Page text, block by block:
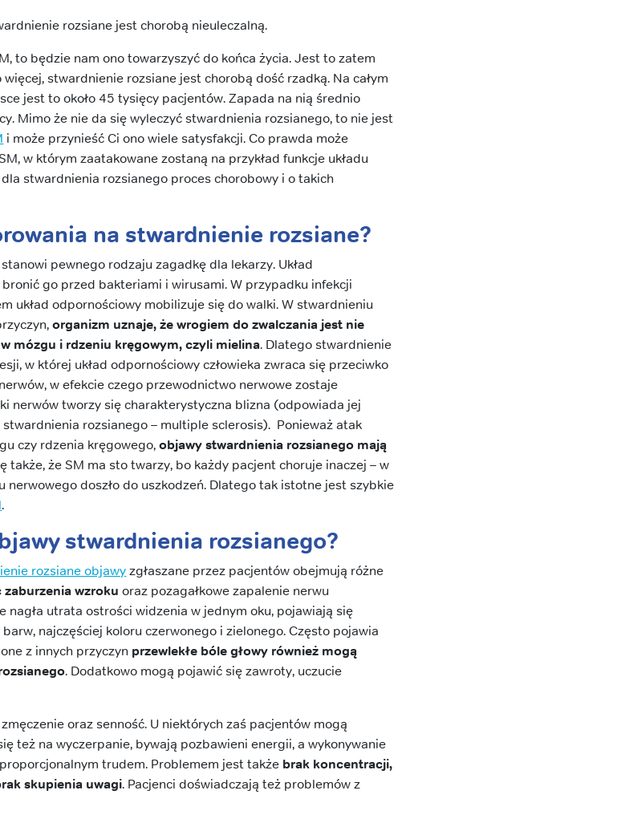
rozsiane jest chorobą nieuleczalną.
to będzie nam ono towarzyszyć do końca życia. Jest to zatem
więcej, stwardnienie rozsiane jest chorobą dość rzadką. Na całym
jest to około 45 tysięcy pacjentów. Zapada na nią średnio
Mimo że nie da się wyleczyć stwardnienia rozsianego, to nie jest
i może przynieść Ci ono wiele satysfakcji. Co prawda może
w którym zaatakowane zostaną na przykład funkcje układu
stwardnienia rozsianego proces chorobowy i o takich
na stwardnienie rozsiane?
pewnego rodzaju zagadkę dla lekarzy. Układ
go przed bakteriami i wirusami. W przypadku infekcji
układ odpornościowy mobilizuje się do walki. W stwardnieniu
organizm uznaje, że wrogiem do zwalczania jest nie
mózgu i rdzeniu kręgowym, czyli mielina. Dlatego stwardnienie
w której układ odpornościowy człowieka zwraca się przeciwko
w efekcie czego przewodnictwo nerwowe zostaje
nerwów tworzy się charakterystyczna blizna (odpowiada jej
stwardnienia rozsianego – multiple sclerosis). Ponieważ atak
czy rdzenia kręgowego,objawy stwardnienia rozsianego mają
także, że SM ma sto twarzy, bo każdy pacjent choruje inaczej – w
nerwowego doszło do uszkodzeń. Dlatego tak istotne jest szybkie
.
stwardnienia rozsianego?
rozsiane objawyzgłaszane przez pacjentów obejmują różne
wzroku oraz pozagałkowe zapalenie nerwu
utrata ostrości widzenia w jednym oku, pojawiają się
najczęściej koloru czerwonego i zielonego. Często pojawia
z innych przyczyn przewlekłe bóle głowy również mogą
. Dodatkowo mogą pojawić się zawroty, uczucie
oraz senność. U niektórych zaś pacjentów mogą
też na wyczerpanie, bywają pozbawieni energii, a wykonywanie
trudem. Problemem jest także brak koncentracji,
skupienia uwagi. Pacjenci doświadczają też problemów z